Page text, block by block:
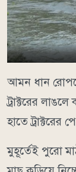
আমন ধান
ট্রাক্টরের
হাতে ট্রাক্টরের
মুহূর্তেই পুরো